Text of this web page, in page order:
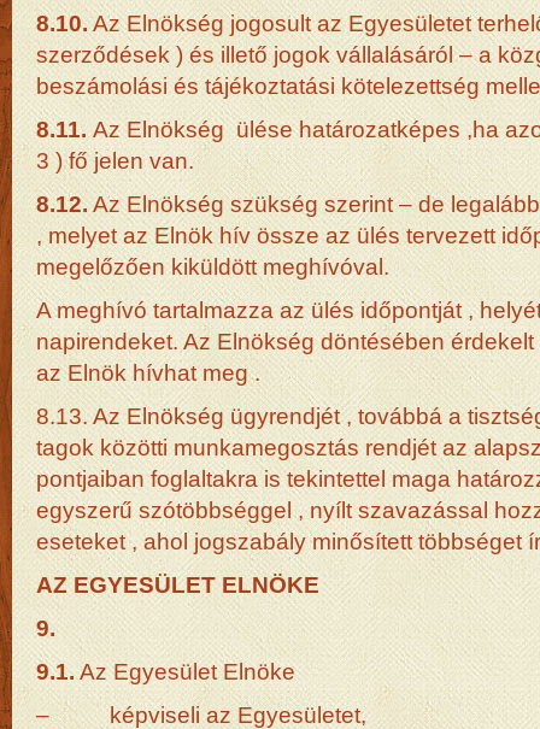
8.10.Az Elnökség jogosult az Egyesületet
szerződések ) és illető jogok vállalásáról – a
beszámolási és tájékoztatási kötelezettség
8.11. Az Elnökség ülése határozatképes ,ha
3 ) fő jelen van.
8.12.Az Elnökség szükség szerint – de
, melyet az Elnök hív össze az ülés tervezett
megelőzően kiküldött meghívóval.
A meghívó tartalmazza az ülés időpontját ,
napirendeket. Az Elnökség döntésében
az Elnök hívhat meg .
8.13. Az Elnökség ügyrendjét , továbbá a
tagok közötti munkamegosztás rendjét az
pontjaiban foglaltakra is tekintettel maga
egyszerű szótöbbséggel , nyílt szavazással
eseteket , ahol jogszabály minősített többséget
AZ EGYESÜLET ELNÖKE
9.
9.1. Az Egyesület Elnöke
– képviseli az Egyesületet,